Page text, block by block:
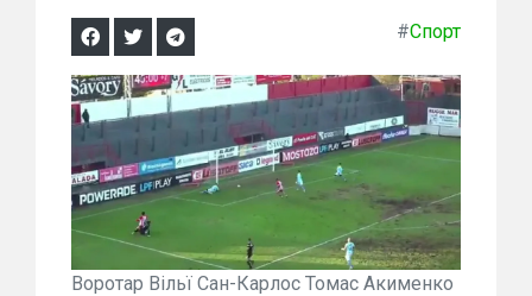
#Спорт
Воротар Вільї Сан-Карлос Томас Акименко